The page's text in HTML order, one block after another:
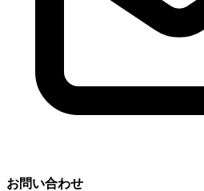
お問い合わせ